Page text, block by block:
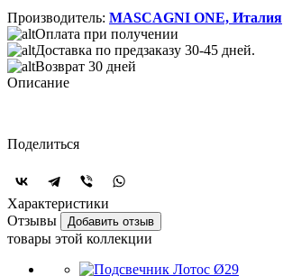
Производитель: MASCAGNI ONE, Италия
Оплата при получении
Доставка по предзаказу 30-45 дней.
Возврат 30 дней
Описание
Поделиться
Характеристики
Отзывы
Добавить отзыв
товары этой коллекции